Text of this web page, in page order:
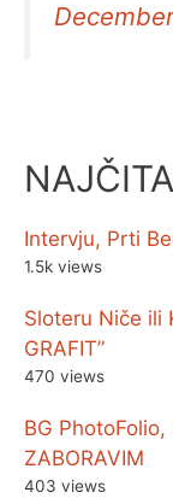
Intervju, Prti
1.5k views
Sloteru Niče ili
GRAFIT”
470 views
BG
ZABORAVIM
403 views